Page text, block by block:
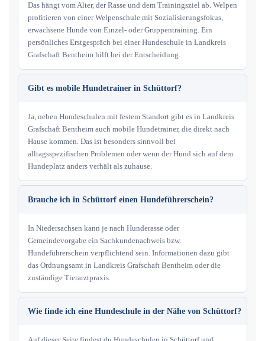
Das hängt vom Alter, der Rasse und dem Trainingsziel ab. Welpen
profitieren von einer Welpenschule mit Sozialisierungsfokus,
erwachsene Hunde von Einzel- oder Gruppentraining. Ein
persönliches Erstgespräch bei einer Hundeschule in Landkreis
Grafschaft Bentheim hilft bei der Entscheidung.
Gibt es mobile Hundetrainer in Schüttorf?
Ja, neben Hundeschulen mit festem Standort gibt es in Landkreis
Grafschaft Bentheim auch mobile Hundetrainer, die direkt nach
Hause kommen. Das ist besonders sinnvoll bei
alltagsspezifischen Problemen oder wenn der Hund sich auf dem
Hundeplatz anders verhält als zuhause.
Brauche ich in Schüttorf einen Hundeführerschein?
In Niedersachsen kann je nach Hunderasse oder
Gemeindevorgabe ein Sachkundenachweis bzw.
Hundeführerschein verpflichtend sein. Informationen dazu gibt
das Ordnungsamt in Landkreis Grafschaft Bentheim oder die
zuständige Tierarztpraxis.
Wie finde ich eine Hundeschule in der Nähe von Schüttorf?